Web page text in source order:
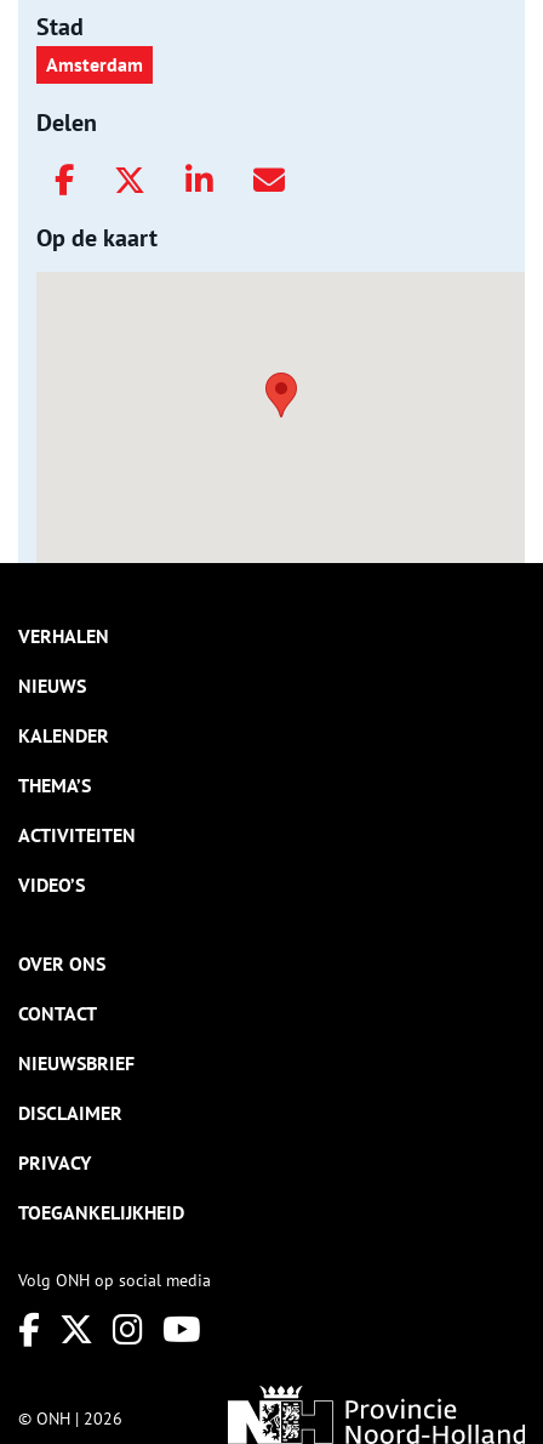
Stad
Amsterdam
Delen
Op de kaart
VERHALEN
NIEUWS
KALENDER
THEMA’S
ACTIVITEITEN
VIDEO’S
OVER ONS
CONTACT
NIEUWSBRIEF
DISCLAIMER
PRIVACY
TOEGANKELIJKHEID
Volg ONH op social media
© ONH | 2026